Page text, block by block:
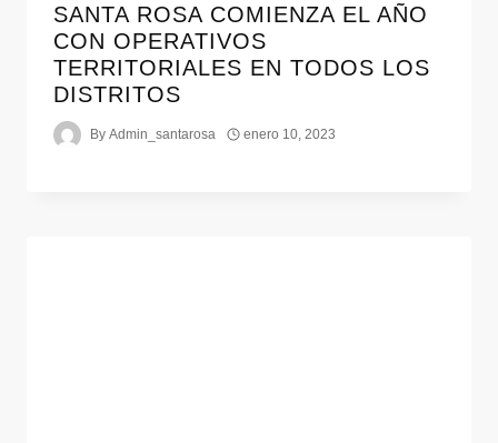
SANTA ROSA COMIENZA EL AÑO
CON OPERATIVOS
TERRITORIALES EN TODOS LOS
DISTRITOS
By Admin_santarosa enero 10, 2023